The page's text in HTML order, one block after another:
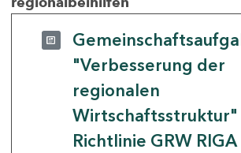
"Verbesserung der
regionalen
Wirtschaftsstruktur"
Richtlinie GRW RIGA